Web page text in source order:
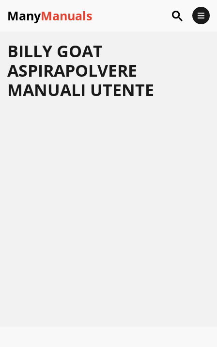
ManyManuals
BILLY GOAT
ASPIRAPOLVERE
MANUALI UTENTE